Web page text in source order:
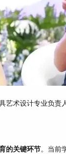
艺术设计专业负责
的关键环节。当前